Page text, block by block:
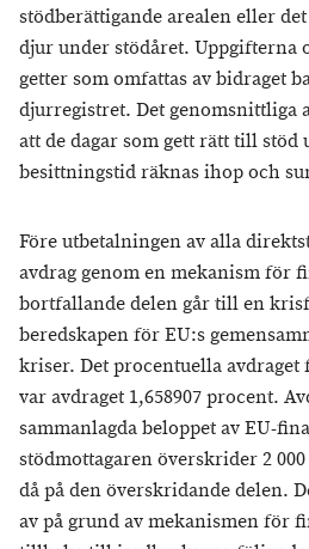
stödberättigande arealen eller
djur under stödåret. Uppgifterna
getter som omfattas av bidraget
djurregistret. Det genomsnittliga
att de dagar som gett rätt till stöd
besittningstid räknas ihop och
Före utbetalningen av alla
avdrag genom en mekanism för
bortfallande delen går till en
beredskapen för EU:s
kriser. Det procentuella avdraget
var avdraget 1,658907 procent.
sammanlagda beloppet av EU-
stödmottagaren överskrider 2
då på den överskridande delen.
av på grund av mekanismen för